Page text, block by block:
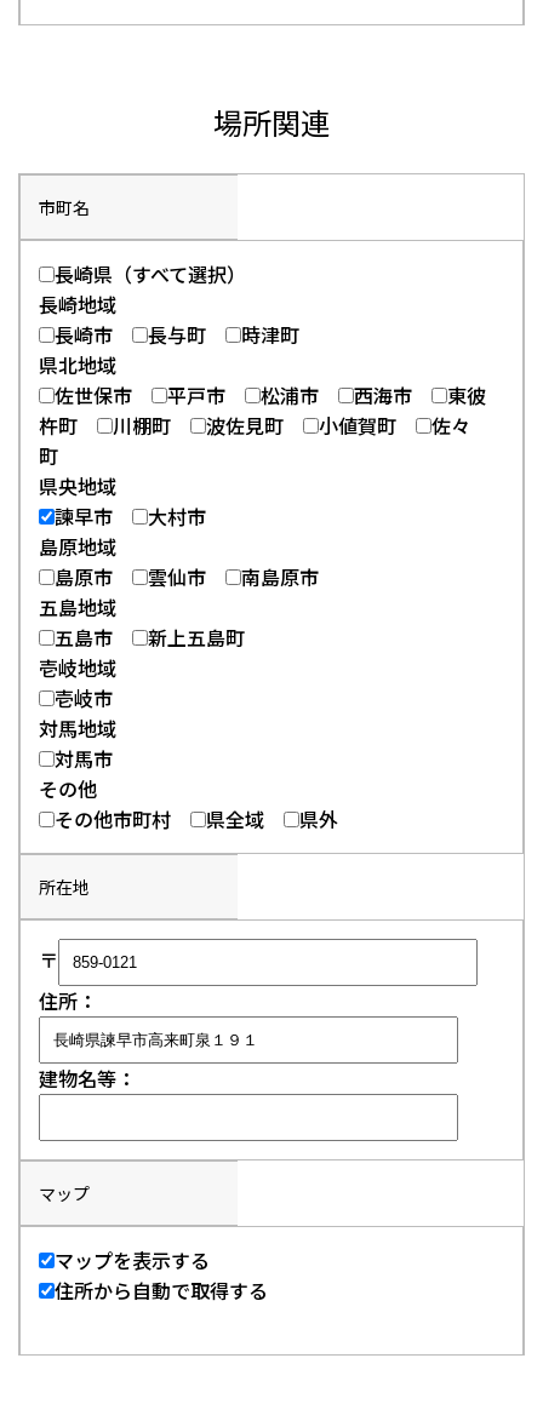
場所関連
市町名
長崎県（すべて選択）
長崎地域
長崎市
長与町
時津町
県北地域
佐世保市
平戸市 松浦市 西海市
東彼
杵町
川棚町 波佐見町 小値賀町
佐々
町
県央地域
諫早市
大村市
島原地域
島原市
雲仙市
南島原市
五島地域
五島市
新上五島町
壱岐地域
壱岐市
対馬地域
対馬市
その他
その他市町村
県全域 県外
所在地
〒
住所：
建物名等：
マップ
マップを表示する
住所から自動で取得する